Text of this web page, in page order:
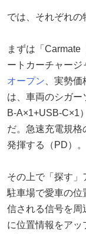
では、それぞれの
まずは「Carmate
ートカーチャージ
オープン 、実勢
は、車両のシガ
B-A×1+USB-C×1
だ。急速充電規
発揮する（PD）。
その上で「探す」
駐車場で愛車の位
信される信号を周
に位置情報をア